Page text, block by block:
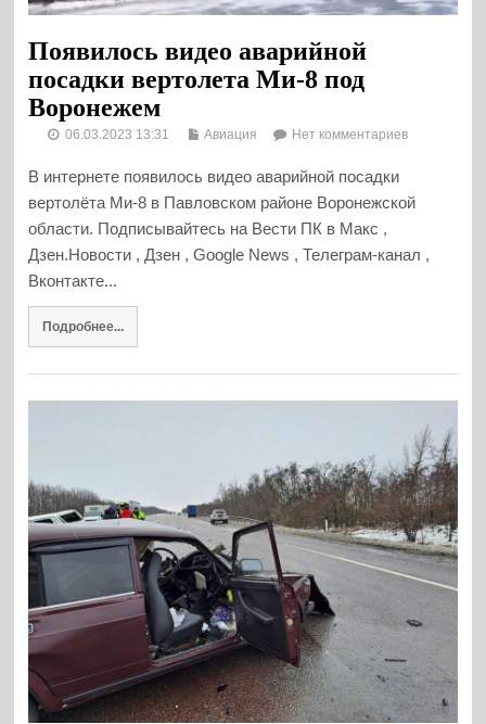
Появилось видео аварийной
посадки вертолета Ми-8 под
Воронежем
06.03.2023 13:31 Авиация Нет комментариев
В интернете появилось видео аварийной посадки
вертолёта Ми-8 в Павловском районе Воронежской
области. Подписывайтесь на Вести ПК в Макс ,
Дзен.Новости , Дзен , Google News , Телеграм-канал ,
Вконтакте...
Подробнее...